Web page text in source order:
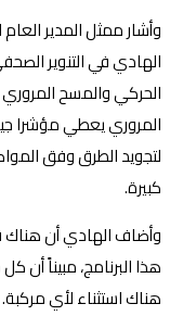
وأشار ممثل المدير
الهادي في التنوير
المروري يعطي مؤشرا
لتجويد الطرق وفق
كبيرة.
وأضاف الهادي أن هناك
هذا البرنامج، مبيناً
هناك استثناء لأي مركبة.